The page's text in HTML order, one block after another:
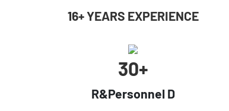
16+ YEARS EXPERIENCE
30+
R&Personnel D